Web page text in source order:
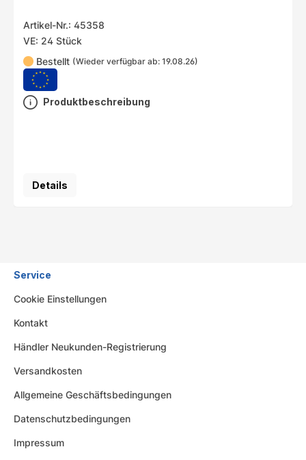
Artikel-Nr.: 45358
VE: 24 Stück
Bestellt (Wieder verfügbar ab: 19.08.26)
Produktbeschreibung
Details
Service
Cookie Einstellungen
Kontakt
Händler Neukunden-Registrierung
Versandkosten
Allgemeine Geschäftsbedingungen
Datenschutzbedingungen
Impressum